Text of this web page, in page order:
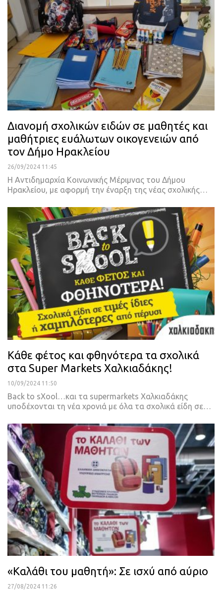
Διανομή σχολικών ειδών σε μαθητές και
μαθήτριες ευάλωτων οικογενειών από
τον Δήμο Ηρακλείου
26/09/2024 11:45
Η Αντιδημαρχία Κοινωνικής Μέριμνας του Δήμου
Ηρακλείου, με αφορμή την έναρξη της νέας σχολικής…
Κάθε φέτος και φθηνότερα τα σχολικά
στα Super Markets Χαλκιαδάκης!
10/09/2024 11:50
Back to sXool…και τα supermarkets Χαλκιαδάκης
υποδέχονται τη νέα χρονιά με όλα τα σχολικά είδη σε…
«Καλάθι του μαθητή»: Σε ισχύ από αύριο
27/08/2024 11:26